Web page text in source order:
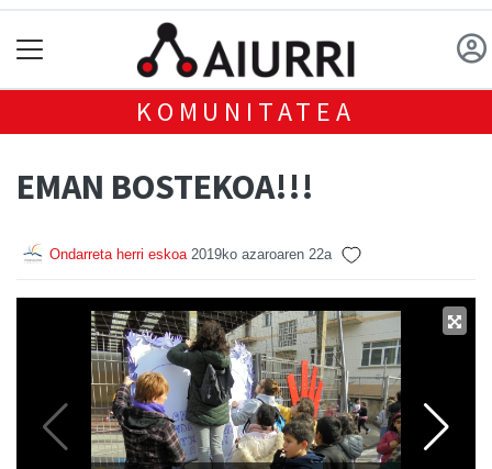
KOMUNITATEA
EMAN BOSTEKOA!!!
Ondarreta herri eskoa 2019ko azaroaren 22a